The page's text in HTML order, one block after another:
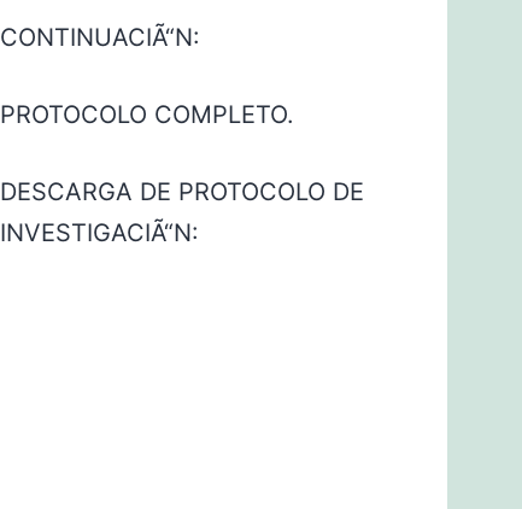
CONTINUACIÃ“N:
PROTOCOLO COMPLETO.
DESCARGA DE PROTOCOLO DE
INVESTIGACIÃ“N: